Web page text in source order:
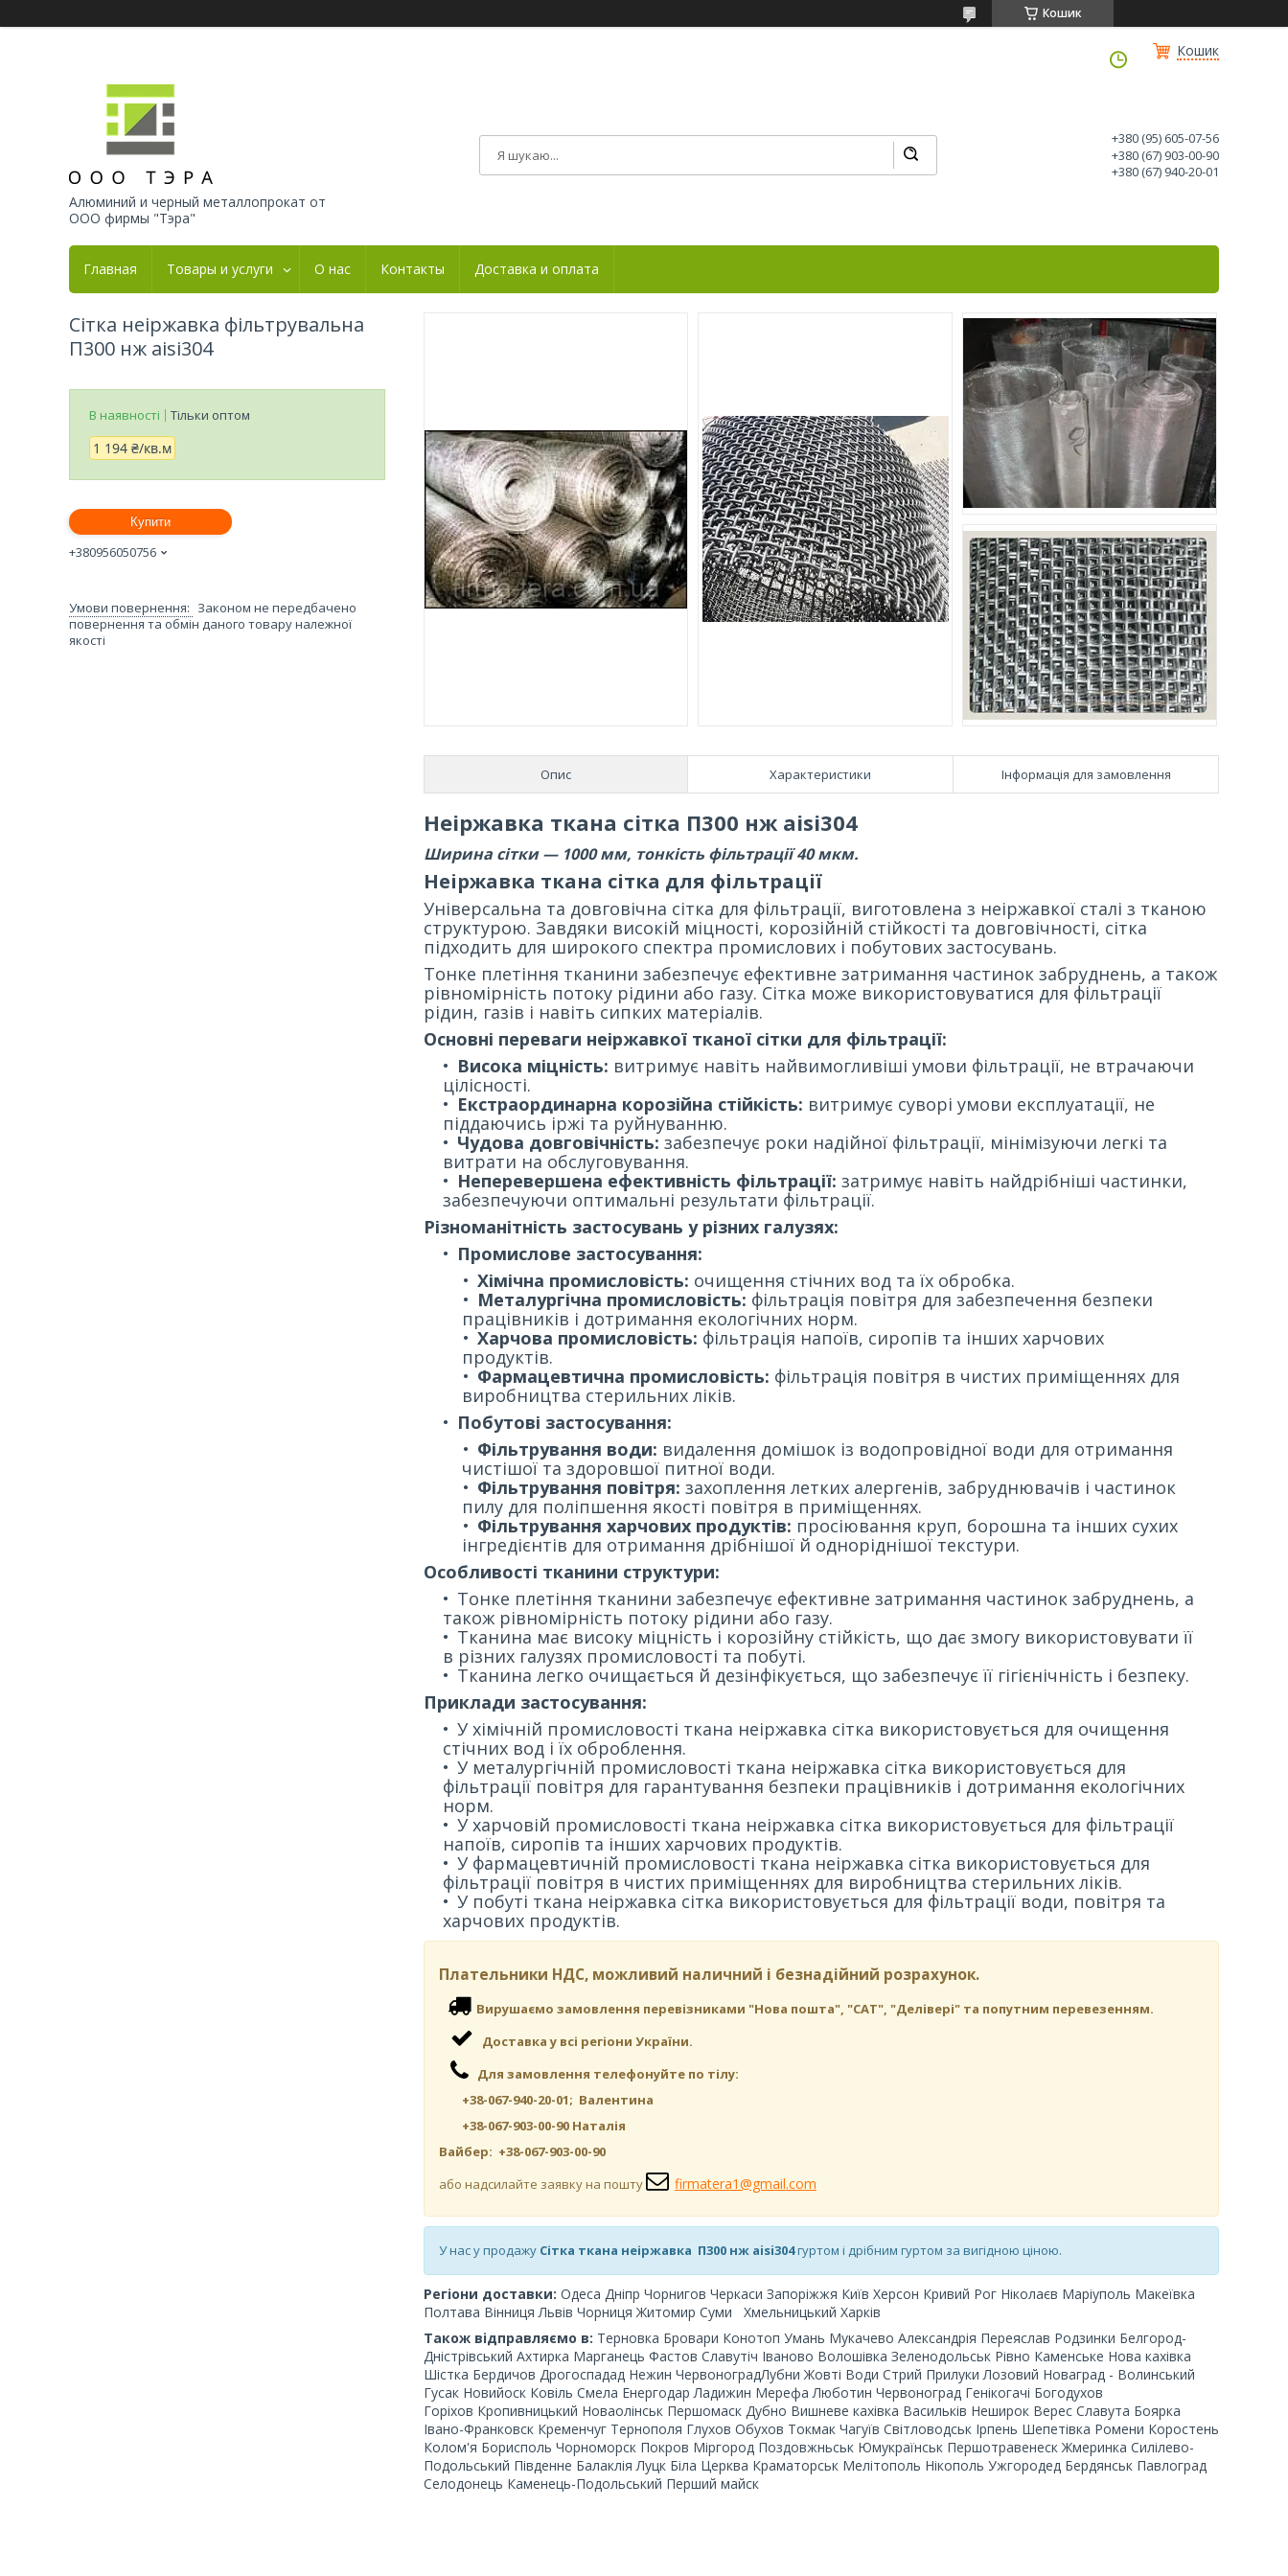
Кошик
Кошик
Алюминий и черный металлопрокат от
ООО фирмы "Тэра"
+380 (95) 605-07-56
+380 (67) 903-00-90
+380 (67) 940-20-01
Главная Товары и услуги О нас Контакты Доставка и оплата
Опис Характеристики Інформація для замовлення
Неіржавка ткана сітка П300 нж aisi304
Ширина сітки — 1000 мм, тонкість фільтрації 40 мкм.
Неіржавка ткана сітка для фільтрації
Універсальна та довговічна сітка для фільтрації, виготовлена з неіржавкої сталі з тканою
структурою. Завдяки високій міцності, корозійній стійкості та довговічності, сітка
підходить для широкого спектра промислових і побутових застосувань.
Тонке плетіння тканини забезпечує ефективне затримання частинок забруднень, а також
рівномірність потоку рідини або газу. Сітка може використовуватися для фільтрації
рідин, газів і навіть сипких матеріалів.
Основні переваги неіржавкої тканої сітки для фільтрації:
Висока міцність: витримує навіть найвимогливіші умови фільтрації, не втрачаючи
цілісності.
Екстраординарна корозійна стійкість: витримує суворі умови експлуатації, не
піддаючись іржі та руйнуванню.
Чудова довговічність: забезпечує роки надійної фільтрації, мінімізуючи легкі та
витрати на обслуговування.
Неперевершена ефективність фільтрації: затримує навіть найдрібніші частинки,
забезпечуючи оптимальні результати фільтрації.
Різноманітність застосувань у різних галузях:
Промислове застосування:
Хімічна промисловість: очищення стічних вод та їх обробка.
Металургічна промисловість: фільтрація повітря для забезпечення безпеки
працівників і дотримання екологічних норм.
Харчова промисловість: фільтрація напоїв, сиропів та інших харчових
продуктів.
Фармацевтична промисловість: фільтрація повітря в чистих приміщеннях для
виробництва стерильних ліків.
Побутові застосування:
Фільтрування води: видалення домішок із водопровідної води для отримання
чистішої та здоровшої питної води.
Фільтрування повітря: захоплення летких алергенів, забруднювачів і частинок
пилу для поліпшення якості повітря в приміщеннях.
Фільтрування харчових продуктів: просіювання круп, борошна та інших сухих
інгредієнтів для отримання дрібнішої й одноріднішої текстури.
Особливості тканини структури:
Тонке плетіння тканини забезпечує ефективне затримання частинок забруднень, а
також рівномірність потоку рідини або газу.
Тканина має високу міцність і корозійну стійкість, що дає змогу використовувати її
в різних галузях промисловості та побуті.
Тканина легко очищається й дезінфікується, що забезпечує її гігієнічність і безпеку.
Приклади застосування:
У хімічній промисловості ткана неіржавка сітка використовується для очищення
стічних вод і їх оброблення.
У металургічній промисловості ткана неіржавка сітка використовується для
фільтрації повітря для гарантування безпеки працівників і дотримання екологічних
норм.
У харчовій промисловості ткана неіржавка сітка використовується для фільтрації
напоїв, сиропів та інших харчових продуктів.
У фармацевтичній промисловості ткана неіржавка сітка використовується для
фільтрації повітря в чистих приміщеннях для виробництва стерильних ліків.
У побуті ткана неіржавка сітка використовується для фільтрації води, повітря та
харчових продуктів.
Плательники НДС, можливий наличний і безнадійний розрахунок.
Вирушаємо замовлення перевізниками "Нова пошта", "САТ", "Делівері" та попутним перевезенням.
Доставка у всі регіони України.
Для замовлення телефонуйте по тілу:
+38-067-940-20-01; Валентина
+38-067-903-00-90 Наталія
Вайбер: +38-067-903-00-90
або надсилайте заявку на пошту
firmatera1@gmail.com
У нас у продажу Сітка ткана неіржавка П300 нж aisi304гуртом і дрібним гуртом за вигідною ціною.
Регіони доставки: Одеса Дніпр Чорнигов Черкаси Запоріжжя Київ Херсон Кривий Рог Ніколаєв Маріуполь Макеївка
Полтава Вінниця Львів Чорниця Житомир Суми
Хмельницький Харків
Також відправляємо в: Терновка Бровари Конотоп Умань Мукачево Александрія Переяслав Родзинки Белгород-
Дністрівський Ахтирка Марганець Фастов Славутіч Іваново Волошівка Зеленодольськ Рівно Каменське Нова кахівка
Шістка Бердичов Дрогоспадад Нежин ЧервоноградЛубни Жовті Води Стрий Прилуки Лозовий Новаград - Волинський
Гусак Новийоск Ковіль Смела Енергодар Ладижин Мерефа Люботин Червоноград Генікогачі Богодухов
Горіхов Кропивницький Новаолінськ Першомаск Дубно Вишневе кахівка Васильків Неширок Верес Славута Боярка
Івано-Франковск Кременчуг Тернополя Глухов Обухов Токмак Чагуїв Світловодськ Ірпень Шепетівка Ромени Коростень
Колом'я Борисполь Чорноморск Покров Міргород Поздовжньськ Юмукраїнськ Першотравенеск Жмеринка Силілево-
Подольський Південне Балаклія Луцк Біла Церква Краматорськ Мелітополь Нікополь Ужгородед Бердянськ Павлоград
Селодонець Каменець-Подольський Перший майск
Сітка неіржавка фільтрувальна
П300 нж aisi304
В наявності Тільки оптом
1 194 ₴/кв.м
Купити
+380956050756
Законом не передбачено
повернення та обмін даного товару належної
якості